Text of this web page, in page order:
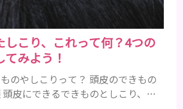
しこり、これって何？4つの
みよう！
のやしこりって？ 頭皮のできもの
皮にできるできものとしこり、と